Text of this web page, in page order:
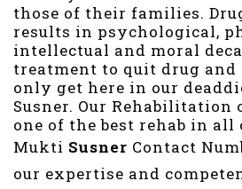
those of their families.
results in psychological,
intellectual and moral
treatment to quit drug
only get here in our
Susner. Our Rehabilitation
one of the best rehab in all
Mukti Susner Contact
our expertise and